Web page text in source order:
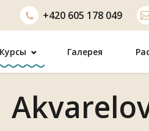
+420 605 178 049
Курсы Галерея